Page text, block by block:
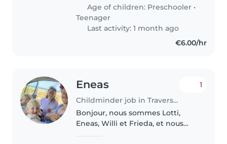
préscolaire et un adolescent. Nos
enfants sont énergiques,
amicaux..
Age of children: Preschooler •
Teenager
Last activity: 1 month ago
€6.00/hr
Eneas
Childminder job in Traversères
1
Bonjour, nous sommes Lotti,
Eneas, Willi et Frieda, et nous